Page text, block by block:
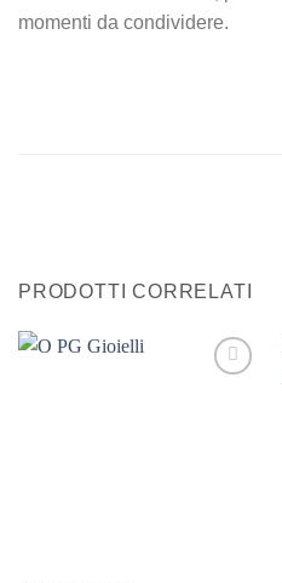
momenti da condividere.
PRODOTTI CORRELATI